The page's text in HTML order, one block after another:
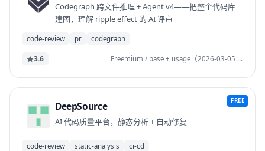
Codegraph 跨文件推理 + Agent v4——把整个代码库
建图，理解 ripple effect 的 AI 评审
code-review pr codegraph
3.6 Freemium / base + usage（2026-03-05 起） / Enterprise self-host
FREE
DeepSource
AI 代码质量平台，静态分析 + 自动修复
code-review static-analysis ci-cd